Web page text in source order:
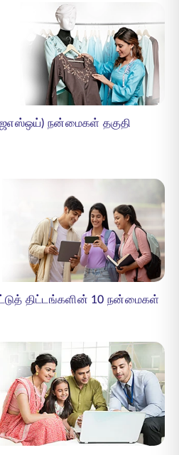
நன்மைகள் தகுதி
திட்டங்களின் 10 நன்மைகள்